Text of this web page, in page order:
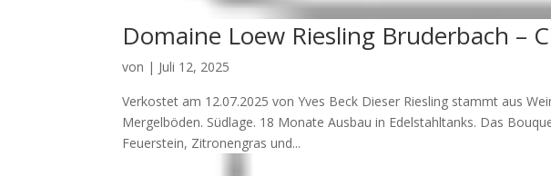
Domaine Loew Riesling Bruderbach –
von | Juli 12, 2025
Verkostet am 12.07.2025 von Yves Beck Dieser Riesling stammt aus
Mergelböden. Südlage. 18 Monate Ausbau in Edelstahltanks. Das
Feuerstein, Zitronengras und...